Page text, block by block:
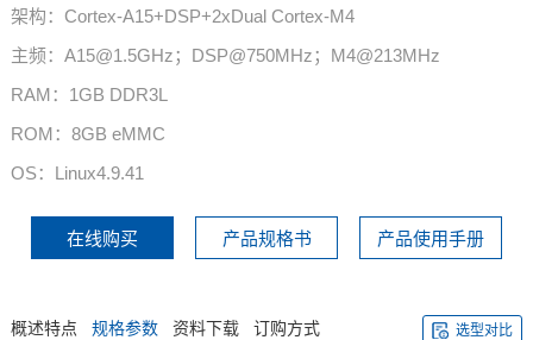
架构：Cortex-A15+DSP+2xDual Cortex-M4
主频：A15@1.5GHz；DSP@750MHz；M4@213MHz
RAM：1GB DDR3L
ROM：8GB eMMC
OS：Linux4.9.41
在线购买 产品规格书 产品使用手册
概述特点 规格参数 资料下载 订购方式 选型对比